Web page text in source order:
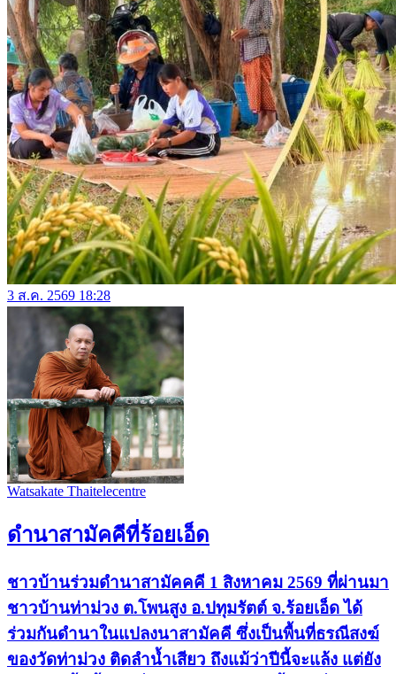
3 ส.ค. 2569 18:28
Watsakate Thaitelecentre
ดำนาสามัคคีที่ร้อยเอ็ด
ชาวบ้านร่วมดำนาสามัคคคี 1 สิงหาคม 2569 ที่ผ่านมา
ชาวบ้านท่าม่วง ต.โพนสูง อ.ปทุมรัตต์ จ.ร้อยเอ็ด ได้
ร่วมกันดำนาในแปลงนาสามัคคี ซึ่งเป็นพื้นที่ธรณีสงฆ์
ของวัดท่าม่วง ติดลำน้ำเสียว ถึงแม้ว่าปีนี้จะแล้ง แต่ยัง